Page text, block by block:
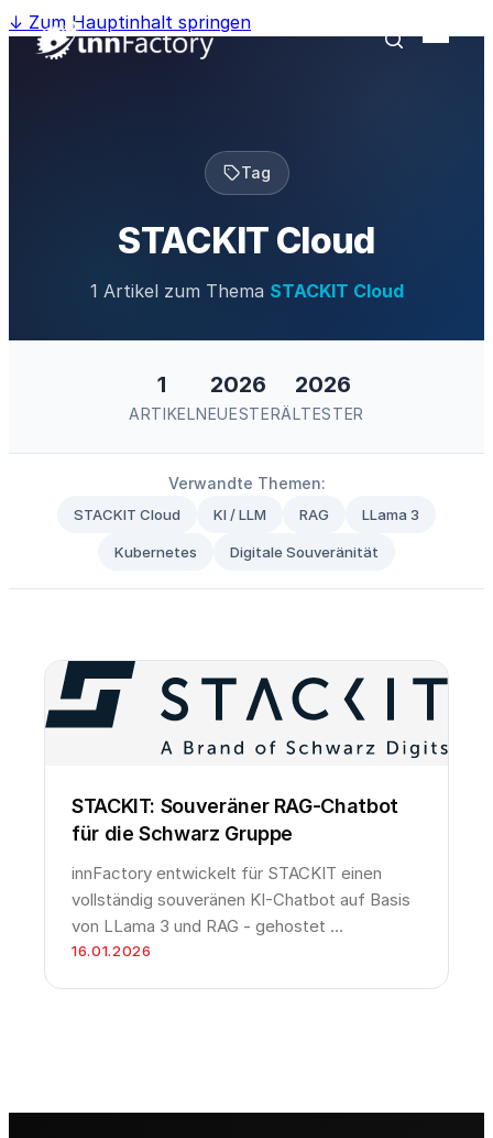
↓ Zum Hauptinhalt springen
Tag
STACKIT Cloud
1 Artikel zum Thema STACKIT Cloud
1
ARTIKEL
2026
NEUESTER
2026
ÄLTESTER
Verwandte Themen:
STACKIT Cloud KI / LLM RAG LLama 3
Kubernetes Digitale Souveränität
STACKIT: Souveräner RAG-Chatbot
für die Schwarz Gruppe
innFactory entwickelt für STACKIT einen
vollständig souveränen KI-Chatbot auf Basis
von LLama 3 und RAG - gehostet …
16.01.2026